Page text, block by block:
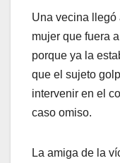
Una vecina llegó
mujer que fuera
porque ya la
que el sujeto
intervenir en el
caso omiso.
La amiga de la